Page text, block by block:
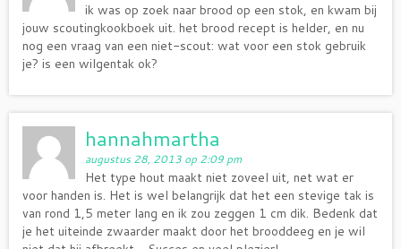
ik was op zoek naar brood op een stok, en kwam bij
jouw scoutingkookboek uit. het brood recept is helder, en nu
nog een vraag van een niet-scout: wat voor een stok gebruik
je? is een wilgentak ok?
hannahmartha
augustus 28, 2013 op 2:09 pm
Het type hout maakt niet zoveel uit, net wat er
voor handen is. Het is wel belangrijk dat het een stevige tak is
van rond 1,5 meter lang en ik zou zeggen 1 cm dik. Bedenk dat
je het uiteinde zwaarder maakt door het brooddeeg en je wil